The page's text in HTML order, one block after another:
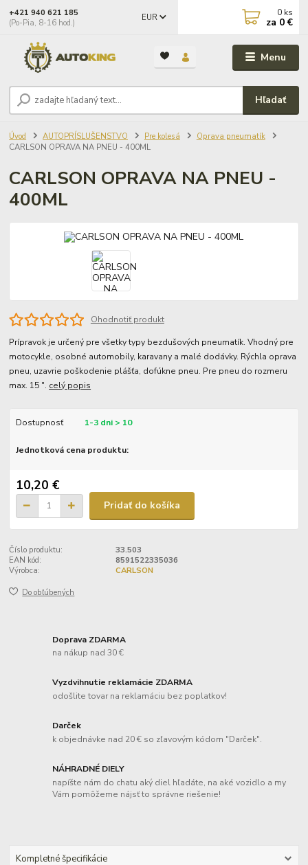
Menu
EUR
Hľadať
+421 940 621 185
(Po-Pia, 8-16 hod.)
0 ks
za 0 €
Úvod AUTOPRÍSLUŠENSTVO Pre kolesá
Oprava pneumatík
CARLSON OPRAVA NA PNEU - 400ML
CARLSON OPRAVA NA PNEU -
400ML
Ohodnotiť produkt
Prípravok je určený pre všetky typy bezdušových pneumatík. Vhodný pre
motocykle, osobné automobily, karavany a malé dodávky. Rýchla oprava
pneu, uzavrie poškodenie plášťa, dofúkne pneu. Pre pneu do rozmeru
max. 15 ". celý popis
Dostupnosť 1-3 dni > 10
Jednotková cena produktu:
10,20 €
Pridať do košíka
Číslo produktu:
33.503
EAN kód:
8591522335036
Výrobca:
CARLSON
Do obľúbených
Doprava ZDARMA
na nákup nad 30 €
Vyzdvihnutie reklamácie ZDARMA
odošlite tovar na reklamáciu bez poplatkov!
Darček
k objednávke nad 20 € so zľavovým kódom "Darček".
NÁHRADNÉ DIELY
napíšte nám do chatu aký diel hľadáte, na aké vozidlo a my
Vám pomôžeme nájsť to správne riešenie!
Kompletné špecifikácie